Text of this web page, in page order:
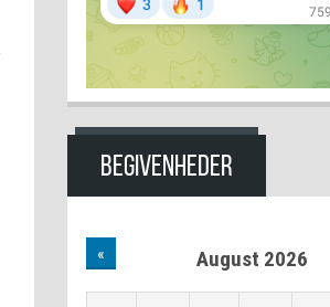
BEGIVENHEDER
« August 2026